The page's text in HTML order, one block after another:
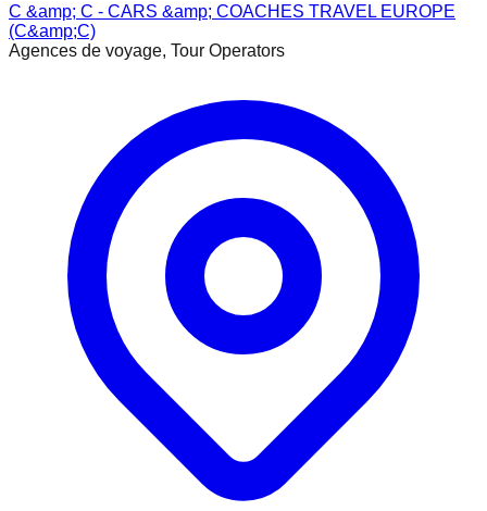
C &amp; C - CARS &amp; COACHES TRAVEL EUROPE
(C&amp;C)
Agences de voyage, Tour Operators